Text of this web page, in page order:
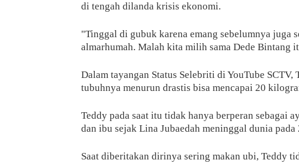
di tengah dilanda krisis ekonomi.
"Tinggal di gubuk karena emang sebelumnya juga
almarhumah. Malah kita milih sama Dede Bintang
Dalam tayangan Status Selebriti di YouTube
tubuhnya menurun drastis bisa mencapai 20
Teddy pada saat itu tidak hanya berperan sebagai
dan ibu sejak Lina Jubaedah meninggal dunia pada
Saat diberitakan dirinya sering makan ubi, Teddy